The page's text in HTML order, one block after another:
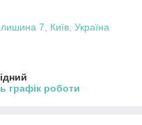
7, Київ, Україна
графік роботи